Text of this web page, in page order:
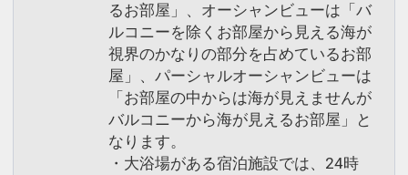
るお部屋」、オーシャンビューは「バ
ルコニーを除くお部屋から見える海が
視界のかなりの部分を占めているお部
屋」、パーシャルオーシャンビューは
「お部屋の中からは海が見えませんが
バルコニーから海が見えるお部屋」と
なります。
・大浴場がある宿泊施設では、24時